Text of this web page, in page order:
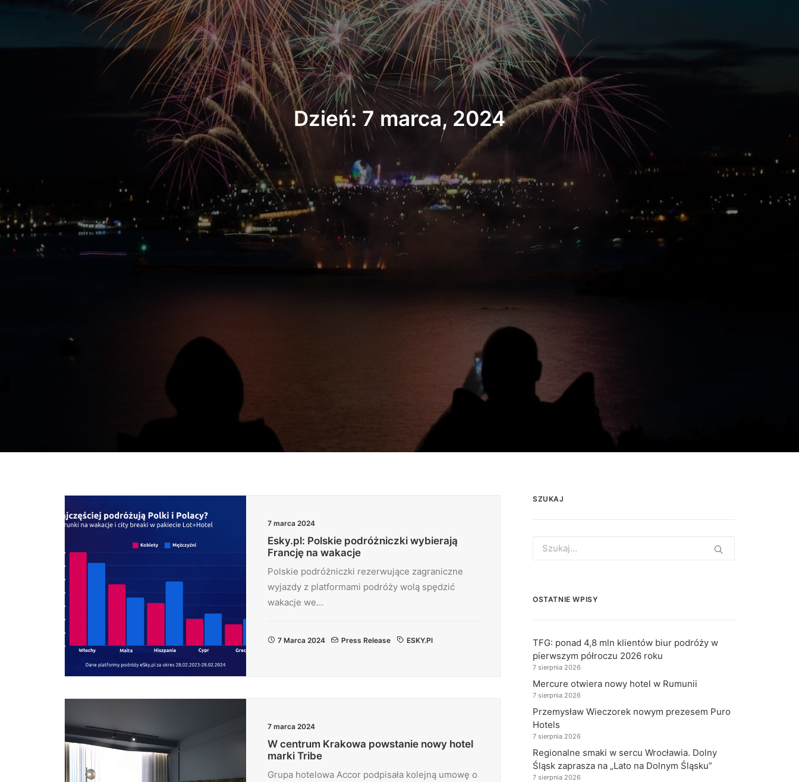
Dzień: 7 marca, 2024
7 marca 2024
Esky.pl: Polskie podróżniczki wybierają
Francję na wakacje
Polskie podróżniczki rezerwujące zagraniczne
wyjazdy z platformami podróży wolą spędzić
wakacje we…
7 Marca 2024 Press Release ESKY.pl
7 marca 2024
W centrum Krakowa powstanie nowy hotel
marki Tribe
Grupa hotelowa Accor podpisała kolejną umowę o
SZUKAJ
for:
OSTATNIE WPISY
TFG: ponad 4,8 mln klientów biur podróży w
pierwszym półroczu 2026 roku
7 sierpnia 2026
Mercure otwiera nowy hotel w Rumunii
7 sierpnia 2026
Przemysław Wieczorek nowym prezesem Puro
Hotels
7 sierpnia 2026
Regionalne smaki w sercu Wrocławia. Dolny
Śląsk zaprasza na „Lato na Dolnym Śląsku”
7 sierpnia 2026